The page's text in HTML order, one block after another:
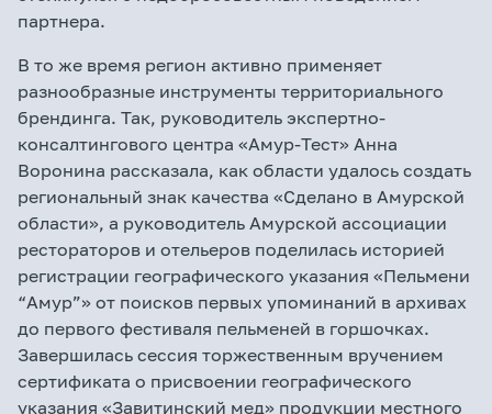
партнера.
В то же время регион активно применяет
разнообразные инструменты территориального
брендинга. Так, руководитель экспертно-
консалтингового центра «Амур-Тест» Анна
Воронина рассказала, как области удалось создать
региональный знак качества «Сделано в Амурской
области», а руководитель Амурской ассоциации
рестораторов и отельеров поделилась историей
регистрации географического указания «Пельмени
“Амур”» от поисков первых упоминаний в архивах
до первого фестиваля пельменей в горшочках.
Завершилась сессия торжественным вручением
сертификата о присвоении географического
указания «Завитинский мед» продукции местного